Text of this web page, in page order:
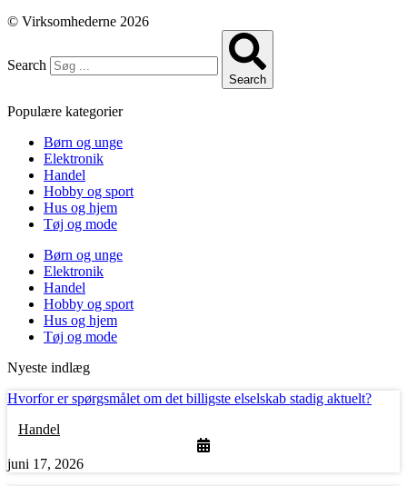
© Virksomhederne 2026
Search
Search
Populære kategorier
Børn og unge
Elektronik
Handel
Hobby og sport
Hus og hjem
Tøj og mode
Børn og unge
Elektronik
Handel
Hobby og sport
Hus og hjem
Tøj og mode
Nyeste indlæg
Hvorfor er spørgsmålet om det billigste elselskab stadig aktuelt?
Handel
juni 17, 2026